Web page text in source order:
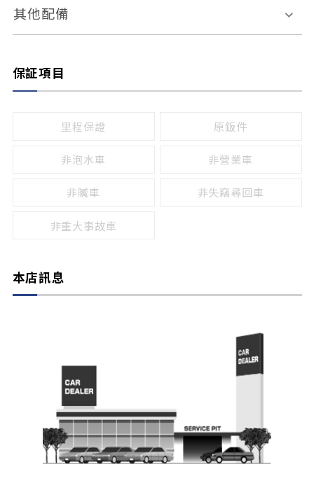
無
有
感應頭燈
頭燈光源
其他配備
保証項目
里程保證 原鈑件
非泡水車 非營業車
非贓車 非失竊尋回車
非重大事故車
本店訊息